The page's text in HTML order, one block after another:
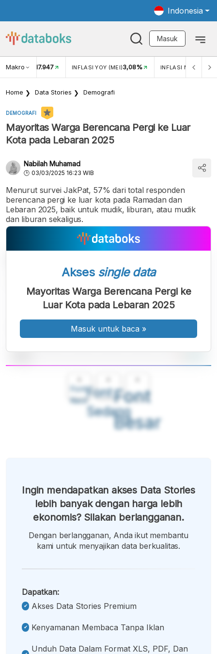
Indonesia
Masuk
Makro
USD/IDR 17.947 INFLASI YOY (MEI)3,08% INFLASI MOM (MEI)
Home Data Stories Demografi
DEMOGRAFI
Mayoritas Warga Berencana Pergi ke Luar
Kota pada Lebaran 2025
Nabilah Muhamad
03/03/2025 16:23 WIB
Menurut survei JakPat, 57% dari total responden
berencana pergi ke luar kota pada Ramadan dan
Lebaran 2025, baik untuk mudik, liburan, atau mudik
dan liburan sekaligus.
Font
Kecil
Font
Sedang
Font
Besar
Akses single data
Mayoritas Warga Berencana Pergi ke
Luar Kota pada Lebaran 2025
Masuk untuk baca »
Ingin mendapatkan akses Data Stories
lebih banyak dengan harga lebih
ekonomis? Silakan berlangganan.
Dengan berlangganan, Anda ikut membantu
kami untuk menyajikan data berkualitas.
Dapatkan:
Akses Data Stories Premium
Kenyamanan Membaca Tanpa Iklan
Unduh Data Dalam Format XLS, PDF, Dan